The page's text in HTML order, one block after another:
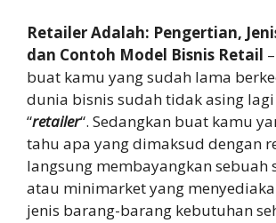
Retailer Adalah: Pengertian,
dan Contoh Model Bisnis Retail
buat kamu yang sudah lama
dunia bisnis sudah tidak asing
“retailer“. Sedangkan buat kamu
tahu apa yang dimaksud dengan
langsung membayangkan sebuah
atau minimarket yang
jenis barang-barang kebutuhan